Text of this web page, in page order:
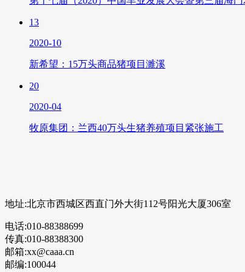
13
2020-10
新希望：15万头商品猪项目濉溪
20
2020-04
牧原集团：兰西40万头生猪养殖项目紧张施工
地址:北京市西城区西直门外大街112号阳光大厦306室
电话:010-88388699
传真:010-88388300
邮箱:xx@caaa.cn
邮编:100044